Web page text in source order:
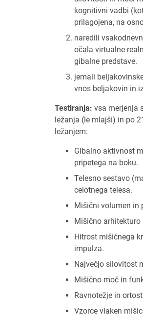
kognitivni vadbi
prilagojena, na
naredili
očala virtualne
gibalne predstave.
jemali
vnos beljakovin in
Testiranja: vsa merjenja
ležanja (le mlajši) in po
ležanjem:
Gibalno aktivnost
pripetega na boku.
Telesno sestavo
celotnega telesa.
Mišični volumen in
Mišično
Hitrost mišičnega
impulza.
Največjo silovitost
Mišično moč in
Ravnotežje in
Vzorce vlaken